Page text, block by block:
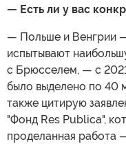
— Есть ли у вас
— Польше и Венгрии
испытывают
с Брюсселем, — с
было выделено по 40
также цитирую
"Фонд Res Publica",
проделанная работа